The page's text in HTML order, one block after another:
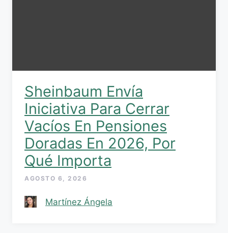
Sheinbaum Envía
Iniciativa Para Cerrar
Vacíos En Pensiones
Doradas En 2026, Por
Qué Importa
AGOSTO 6, 2026
Martínez Ángela